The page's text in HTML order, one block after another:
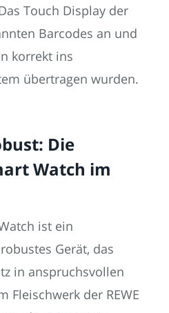
Touch Display der
Barcodes an und
korrekt ins
übertragen wurden.
Die
Watch im
ist ein
Gerät, das
in anspruchsvollen
Fleischwerk der REWE